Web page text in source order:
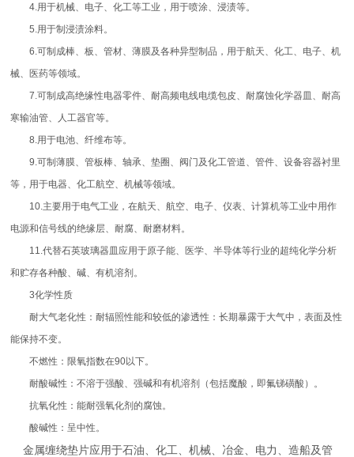
4.用于机械、电子、化工等工业，用于喷涂、浸渍等。
5.用于制浸渍涂料。
6.可制成棒、板、管材、薄膜及各种异型制品，用于航天、化工、电子、机
械、医药等领域。
7.可制成高绝缘性电器零件、耐高频电线电缆包皮、耐腐蚀化学器皿、耐高
寒输油管、人工器官等。
8.用于电池、纤维布等。
9.可制薄膜、管板棒、轴承、垫圈、阀门及化工管道、管件、设备容器衬里
等，用于电器、化工航空、机械等领域。
10.主要用于电气工业，在航天、航空、电子、仪表、计算机等工业中用作
电源和信号线的绝缘层、耐腐、耐磨材料。
11.代替石英玻璃器皿应用于原子能、医学、半导体等行业的超纯化学分析
和贮存各种酸、碱、有机溶剂。
3化学性质
耐大气老化性：耐辐照性能和较低的渗透性：长期暴露于大气中，表面及性
能保持不变。
不燃性：限氧指数在90以下。
耐酸碱性：不溶于强酸、强碱和有机溶剂（包括魔酸，即氟锑磺酸）。
抗氧化性：能耐强氧化剂的腐蚀。
酸碱性：呈中性。
金属缠绕垫片应用于石油、化工、机械、冶金、电力、造船及管